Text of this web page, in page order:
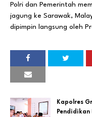
Polri dan Pemerintah
jagung ke Sarawak,
dipimpin langsung oleh
Kapolres